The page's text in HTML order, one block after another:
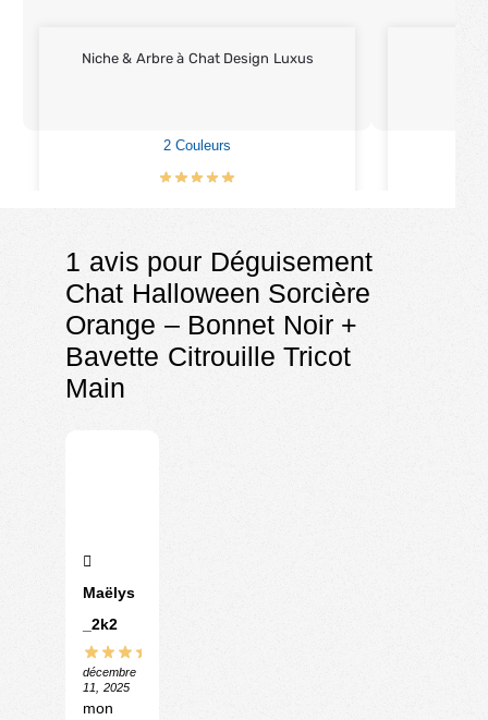
Niche & Arbre à Chat Design Luxus
2 Couleurs
1 avis pour Déguisement
Chat Halloween Sorcière
Orange – Bonnet Noir +
Bavette Citrouille Tricot
Main
Maëlys
_2k2
décembre
11, 2025
mon